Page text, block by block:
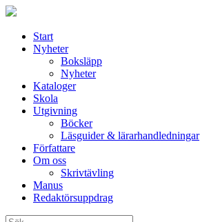
Start
Nyheter
Boksläpp
Nyheter
Kataloger
Skola
Utgivning
Böcker
Läsguider & lärarhandledningar
Författare
Om oss
Skrivtävling
Manus
Redaktörsuppdrag